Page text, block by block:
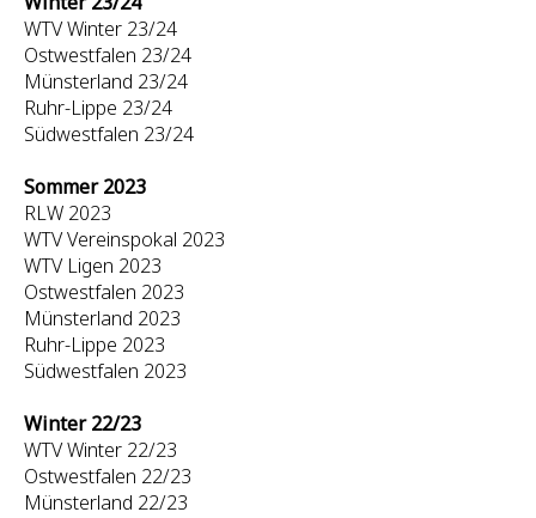
WTV Winter 23/24
Ostwestfalen 23/24
Münsterland 23/24
Ruhr-Lippe 23/24
Südwestfalen 23/24
Sommer 2023
RLW 2023
WTV Vereinspokal 2023
WTV Ligen 2023
Ostwestfalen 2023
Münsterland 2023
Ruhr-Lippe 2023
Südwestfalen 2023
Winter 22/23
WTV Winter 22/23
Ostwestfalen 22/23
Münsterland 22/23